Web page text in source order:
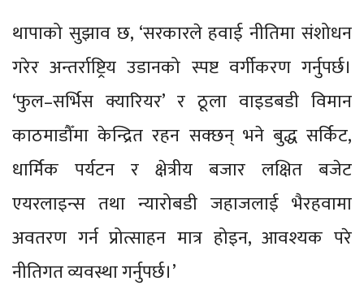
थापाको सुझाव छ, ‘सरकारले हवाई नीतिमा संशोधन
गरेर अन्तर्राष्ट्रिय उडानको स्पष्ट वर्गीकरण गर्नुपर्छ।
‘फुल–सर्भिस क्यारियर’ र ठूला वाइडबडी विमान
काठमाडौँमा केन्द्रित रहन सक्छन् भने बुद्ध सर्किट,
धार्मिक पर्यटन र क्षेत्रीय बजार लक्षित बजेट
एयरलाइन्स तथा न्यारोबडी जहाजलाई भैरहवामा
अवतरण गर्न प्रोत्साहन मात्र होइन, आवश्यक परे
नीतिगत व्यवस्था गर्नुपर्छ।’